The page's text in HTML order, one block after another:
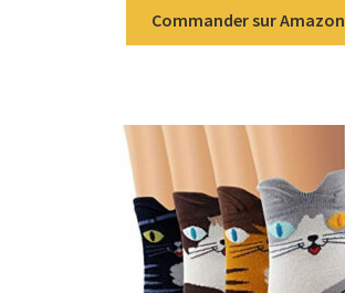
Commander sur Amazon